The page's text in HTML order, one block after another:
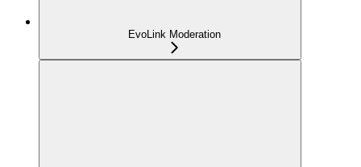
EvoLink Moderation